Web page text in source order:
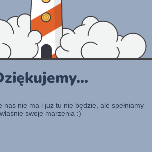
nas nie ma i już tu nie będzie, ale spełniamy
właśnie swoje marzenia :)